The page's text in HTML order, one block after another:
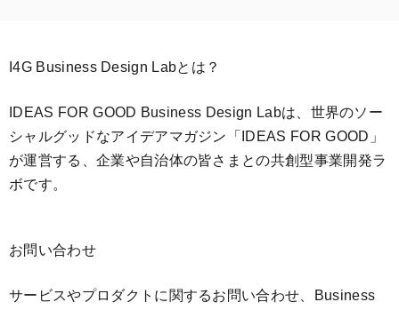
I4G Business Design Labとは？
IDEAS FOR GOOD Business Design Labは、世界のソー
シャルグッドなアイデアマガジン「IDEAS FOR GOOD」
が運営する、企業や自治体の皆さまとの共創型事業開発ラ
ボです。
お問い合わせ
サービスやプロダクトに関するお問い合わせ、Business